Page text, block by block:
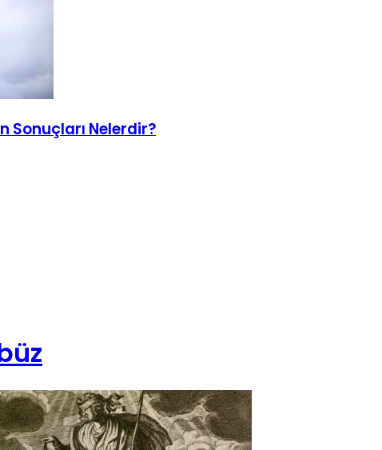
Sonuçları Nelerdir?